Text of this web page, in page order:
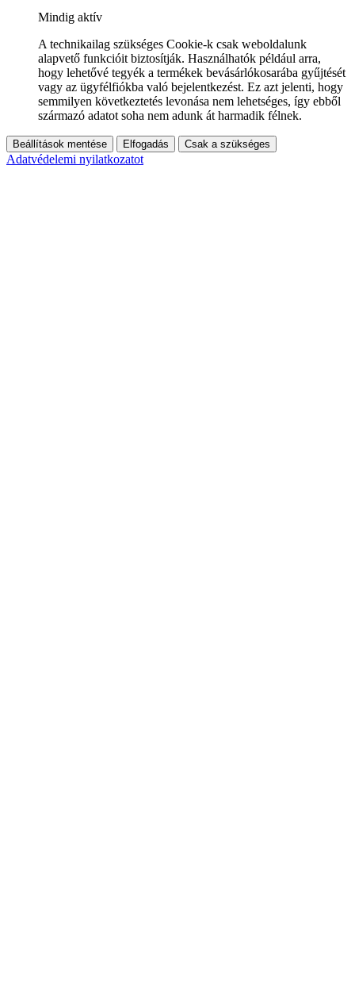
Mindig aktív
A technikailag szükséges Cookie-k csak weboldalunk
alapvető funkcióit biztosítják. Használhatók például arra,
hogy lehetővé tegyék a termékek bevásárlókosarába gyűjtését
vagy az ügyfélfiókba való bejelentkezést. Ez azt jelenti, hogy
semmilyen következtetés levonása nem lehetséges, így ebből
származó adatot soha nem adunk át harmadik félnek.
Beállítások mentése Elfogadás Csak a szükséges
Adatvédelemi nyilatkozatot